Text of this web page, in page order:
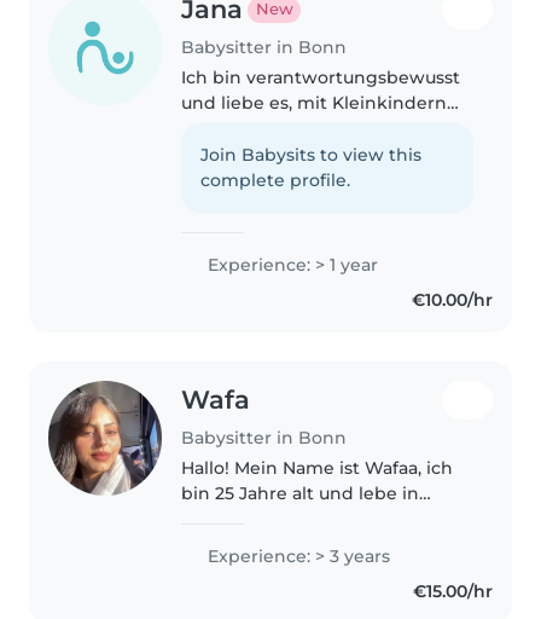
Jana New
Babysitter in Bonn
Ich bin verantwortungsbewusst
und liebe es, mit Kleinkindern
arbeiten. Ich kann Deutsch,
Englisch und Russisch und helfe
Join Babysits to view this
complete profile.
Experience: > 1 year
€10.00/hr
Wafa
Babysitter in Bonn
Hallo! Mein Name ist Wafaa, ich
bin 25 Jahre alt und lebe in
ein Jahr als Au-pair bei einer
deutschen Familie gearbeitet
Experience: > 3 years
€15.00/hr